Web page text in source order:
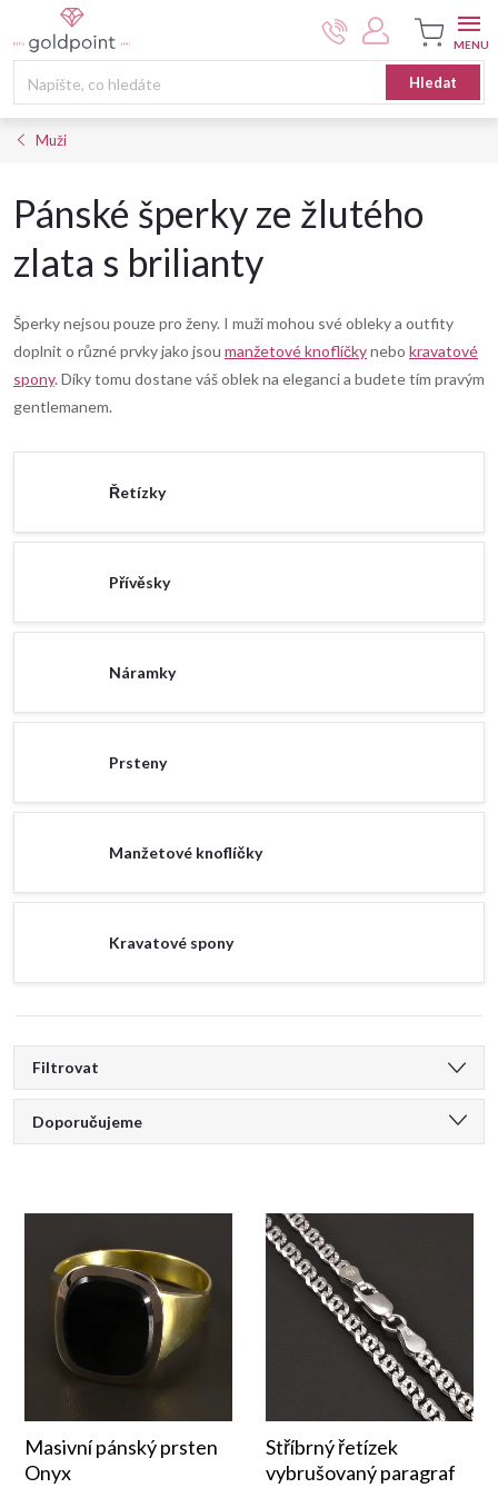
na
Hledat
Nákupní
košík
Muži
Pánské šperky ze žlutého
zlata s brilianty
Šperky nejsou pouze pro ženy. I muži mohou své obleky a outfity
doplnit o různé prvky jako jsou manžetové knoflíčkynebo kravatové
spony. Díky tomu dostane váš oblek na eleganci a budete tím pravým
gentlemanem.
Řetízky
Přívěsky
Náramky
Prsteny
Manžetové knoflíčky
Kravatové spony
Filtrovat
Ř
p
Doporučujeme
Nejdražší
Nejprodávanější
Abecedně
V
ý
o
Masivní pánský prsten
Onyx
Stříbrný řetízek
vybrušovaný paragraf